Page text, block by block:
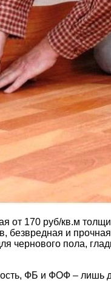
170 руб/кв.м
и
чернового пола,
ФБ и ФОФ – лишь